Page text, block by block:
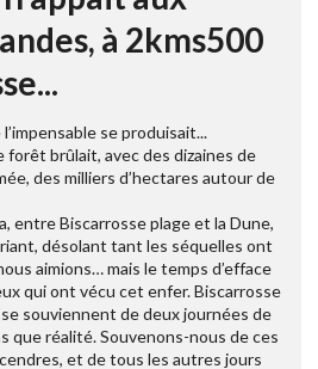
à 2kms500
se produisait...
forêt brûlait, avec des dizaines de
des milliers d’hectares autour de
entre Biscarrosse plage et la Dune,
désolant tant les séquelles ont
aimions… mais le temps d’efface
qui ont vécu cet enfer. Biscarrosse
souviennent de deux journées de
que réalité. Souvenons-nous de ces
et de tous les autres jours